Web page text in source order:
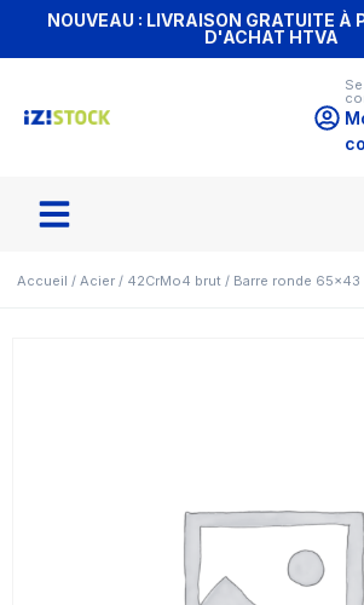
NOUVEAU : LIVRAISON GRATUITE À
D'ACHAT HTVA
Se
Accueil / Acier / 42CrMo4 brut / Barre ronde 65×43